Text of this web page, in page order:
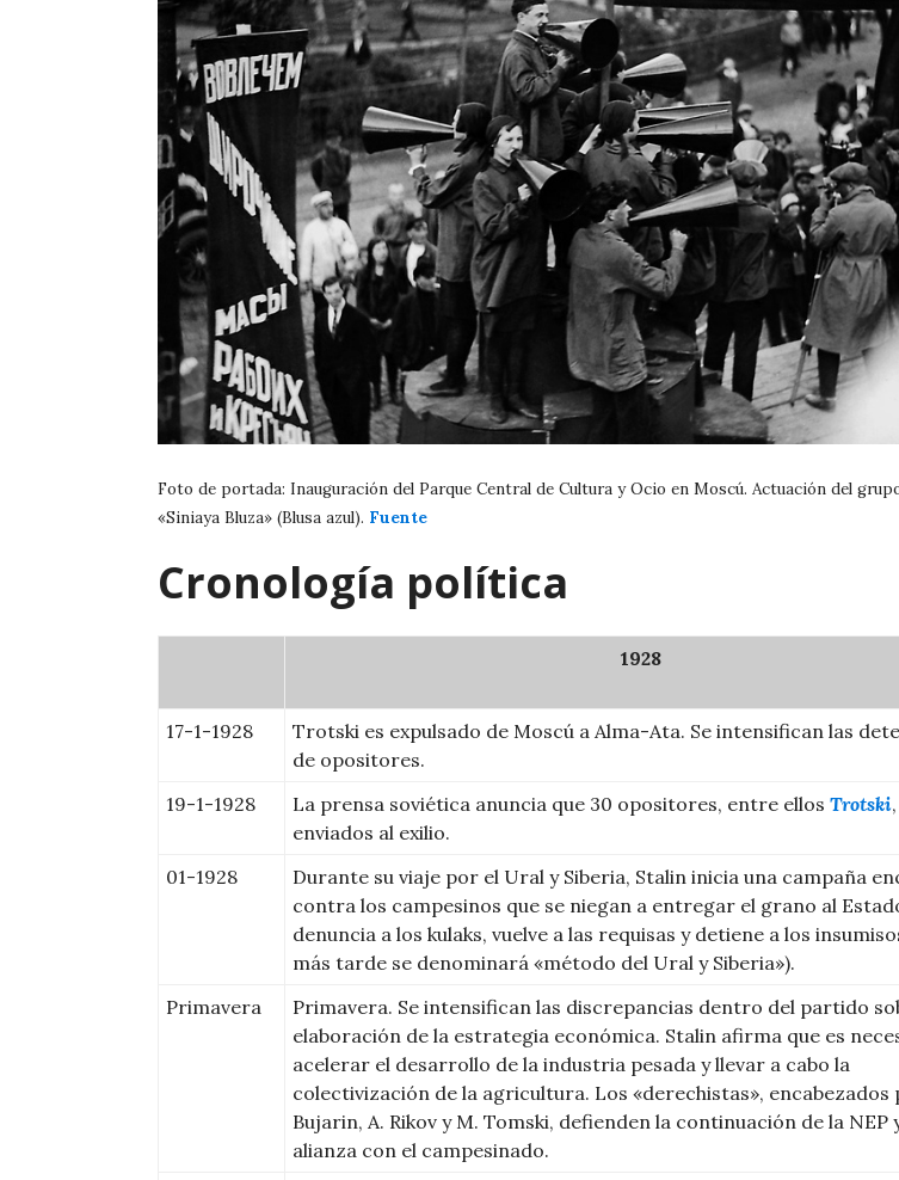
Foto de portada: Inauguración del Parque Central de Cultura y Ocio en Moscú. Actuación del
«Siniaya Bluza» (Blusa azul). Fuente
Cronología política
1928
17-1-1928
Trotski es expulsado de Moscú a Alma-Ata. Se intensifican las
de opositores.
19-1-1928
La prensa soviética anuncia que 30 opositores, entre ellos Trotski
enviados al exilio.
01-1928
Durante su viaje por el Ural y Siberia, Stalin inicia una campaña
contra los campesinos que se niegan a entregar el grano al
denuncia a los kulaks, vuelve a las requisas y detiene a los
más tarde se denominará «método del Ural y Siberia»).
Primavera
Primavera. Se intensifican las discrepancias dentro del partido
elaboración de la estrategia económica. Stalin afirma que es
acelerar el desarrollo de la industria pesada y llevar a cabo la
colectivización de la agricultura. Los «derechistas», encabezados
Bujarin, A. Rikov y M. Tomski, defienden la continuación de la NEP
alianza con el campesinado.